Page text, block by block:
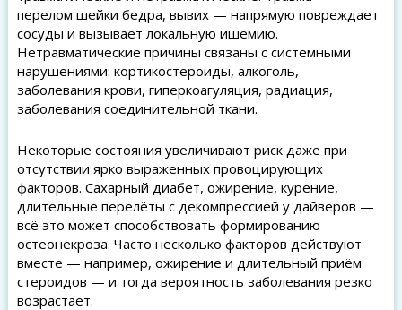
перелом шейки бедра, вывих — напрямую повреждает
сосуды и вызывает локальную ишемию.
Нетравматические причины связаны с системными
нарушениями: кортикостероиды, алкоголь,
заболевания крови, гиперкоагуляция, радиация,
заболевания соединительной ткани.
Некоторые состояния увеличивают риск даже при
отсутствии ярко выраженных провоцирующих
факторов. Сахарный диабет, ожирение, курение,
длительные перелёты с декомпрессией у дайверов —
всё это может способствовать формированию
остеонекроза. Часто несколько факторов действуют
вместе — например, ожирение и длительный приём
стероидов — и тогда вероятность заболевания резко
возрастает.